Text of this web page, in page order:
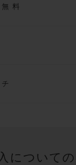
います
料
処理され、お客様
について